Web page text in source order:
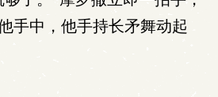
手中，他手持长矛舞动起